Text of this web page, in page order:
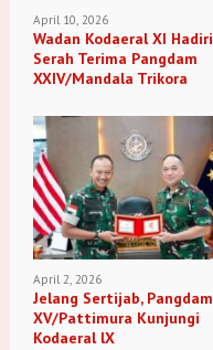
April 10, 2026
Wadan Kodaeral XI Hadiri
Serah Terima Pangdam
XXIV/Mandala Trikora
April 2, 2026
Jelang Sertijab, Pangdam
XV/Pattimura Kunjungi
Kodaeral lX